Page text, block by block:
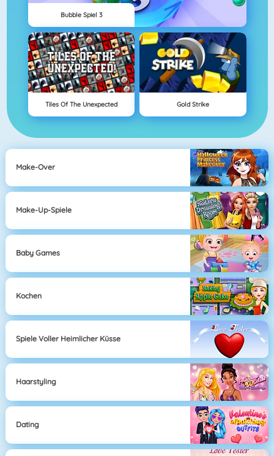
Bubble Spiel 3
Tiles Of The Unexpected Gold Strike
Make-Over
Make-Up-Spiele
Baby Games
Kochen
Spiele Voller Heimlicher Küsse
Haarstyling
Dating